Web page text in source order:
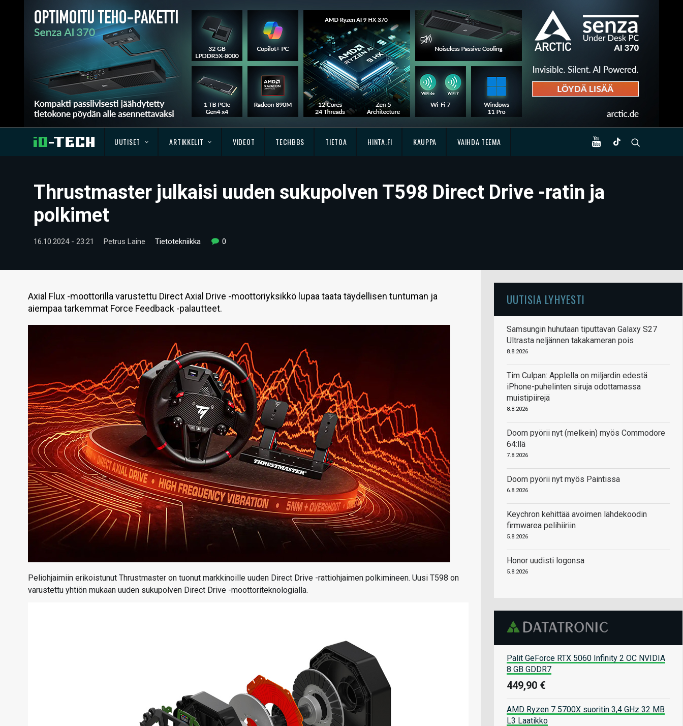
UUTISET ARTIKKELIT VIDEOT TECHBBS TIETOA HINTA.FI KAUPPA VAIHDA TEEMA
Thrustmaster julkaisi uuden sukupolven T598 Direct Drive -ratin ja
polkimet
16.10.2024 - 23:21 Petrus Laine Tietotekniikka 0
Axial Flux -moottorilla varustettu Direct Axial Drive -moottoriyksikkö lupaa taata täydellisen tuntuman ja
aiempaa tarkemmat Force Feedback -palautteet.
Peliohjaimiin erikoistunut Thrustmaster on tuonut markkinoille uuden Direct Drive -rattiohjaimen polkimineen. Uusi T598 on
varustettu yhtiön mukaan uuden sukupolven Direct Drive -moottoriteknologialla.
UUTISIA LYHYESTI
Samsungin huhutaan tiputtavan Galaxy S27
Ultrasta neljännen takakameran pois
8.8.2026
Tim Culpan: Applella on miljardin edestä
iPhone-puhelinten siruja odottamassa
muistipiirejä
8.8.2026
Doom pyörii nyt (melkein) myös Commodore
64:llä
7.8.2026
Doom pyörii nyt myös Paintissa
6.8.2026
Keychron kehittää avoimen lähdekoodin
firmwarea pelihiiriin
5.8.2026
Honor uudisti logonsa
5.8.2026
Palit GeForce RTX 5060 Infinity 2 OC NVIDIA
8 GB GDDR7
449,90 €
AMD Ryzen 7 5700X suoritin 3,4 GHz 32 MB
L3 Laatikko